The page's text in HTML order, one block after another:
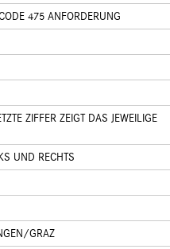
475 ANFORDERUNG
ZIFFER ZEIGT DAS JEWEILIGE
UND RECHTS
GRAZ